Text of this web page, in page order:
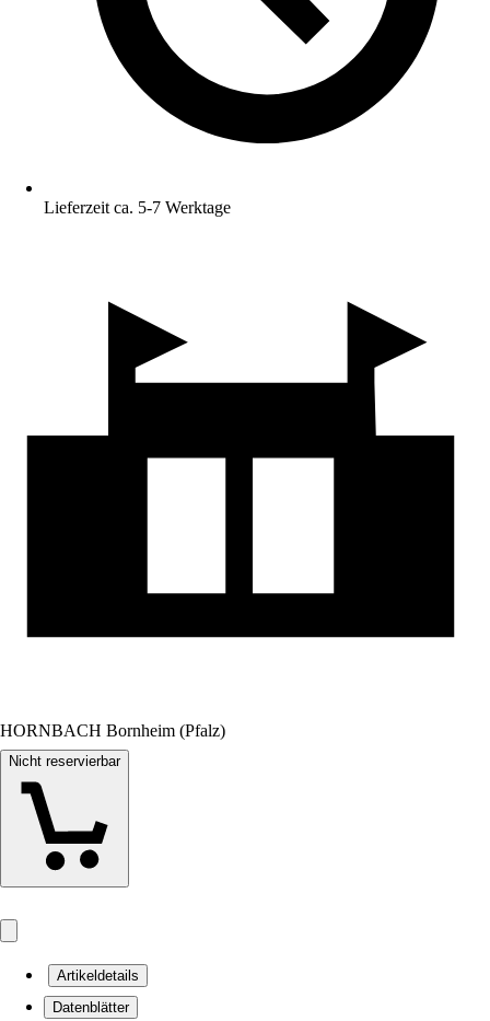
Lieferzeit ca. 5-7 Werktage
HORNBACH Bornheim (Pfalz)
Nicht reservierbar
Artikeldetails
Datenblätter